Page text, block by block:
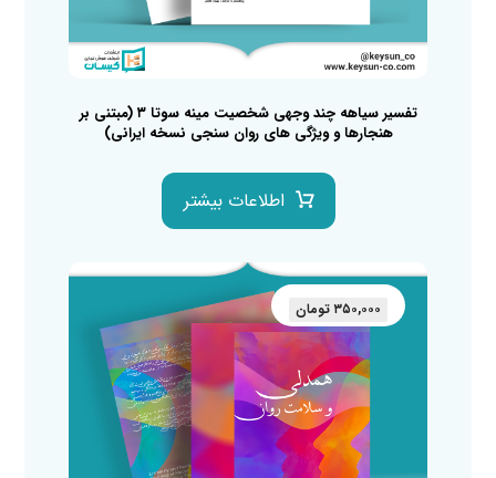
تفسیر سیاهه چند وجهی شخصیت مینه سوتا ۳ (مبتنی بر
هنجارها و ویژگی های روان سنجی نسخه ایرانی)
اطلاعات بیشتر
۳۵۰,۰۰۰ تومان